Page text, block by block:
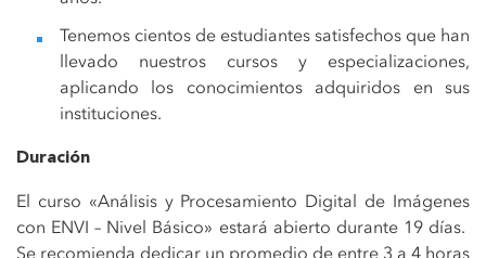
Tenemos cientos de estudiantes satisfechos que han
llevado nuestros cursos y especializaciones,
aplicando los conocimientos adquiridos en sus
instituciones.
Duración
El curso «Análisis y Procesamiento Digital de Imágenes
con ENVI – Nivel Básico» estará abierto durante 19 días.
Se recomienda dedicar un promedio de entre 3 a 4 horas